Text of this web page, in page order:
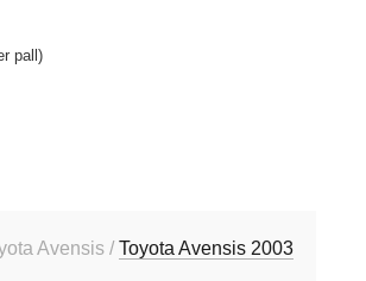
pall)
Avensis /Toyota Avensis 2003